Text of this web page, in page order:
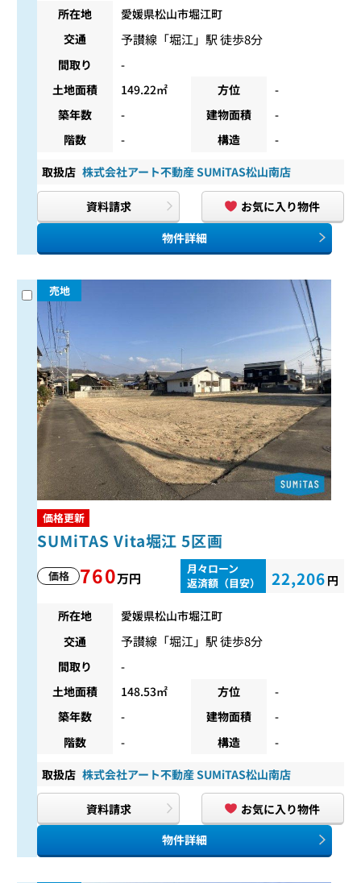
所在地
愛媛県松山市堀江町
交通
予讃線 「堀江 」駅 徒歩8分
間取り
-
土地面積
149.22㎡ 方位
-
築年数
- 建物面積
-
階数
- 構造 -
取扱店 株式会社アート不動産 SUMiTAS松山南店
資料請求
お気に入り物件
物件詳細
売地
価格更新
SUMiTAS Vita堀江 5区画
価格 760万円
月々ローン
返済額（目安）
22,206 円
所在地
愛媛県松山市堀江町
交通
予讃線 「堀江」駅 徒歩8分
間取り
-
土地面積
148.53㎡ 方位
-
築年数
- 建物面積
-
階数
- 構造 -
取扱店 株式会社アート不動産 SUMiTAS松山南店
資料請求
お気に入り物件
物件詳細